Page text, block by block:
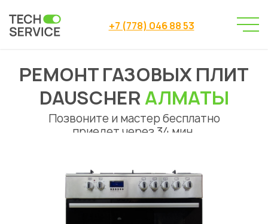
+7 (778) 046 88 53
Сервисный центр
→
Ремонт газовых плит
→
Ремонт газовых плит Dauscher Алматы
РЕМОНТ ГАЗОВЫХ ПЛИТ
DAUSCHERАЛМАТЫ
Позвоните и мастер бесплатно
приедет через 34 мин.